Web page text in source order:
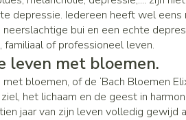
huid en
Oren
Oordopjes
Oorreiniging
Oordruppels
Ogen
Neus
Keel
Botten, spieren en
Toon meer
categorie
Podologie
Cold - Hot therapie -
Verbanddozen
Medische
Toon meer
Spieren en
Zenuwstelsel
Slapeloosheid,
stress
depressie. Iedereen heeft wel
bui en een echte
familiaal of professioneel leven.
leven met bloemen.
bloemen, of de ‘Bach Bloemen
het lichaam en de geest in
jaar van zijn leven volledig gewijd